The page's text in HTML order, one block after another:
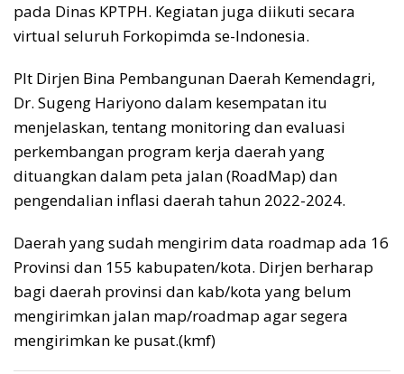
pada Dinas KPTPH. Kegiatan juga diikuti secara
virtual seluruh Forkopimda se-Indonesia.
Plt Dirjen Bina Pembangunan Daerah Kemendagri,
Dr. Sugeng Hariyono dalam kesempatan itu
menjelaskan, tentang monitoring dan evaluasi
perkembangan program kerja daerah yang
dituangkan dalam peta jalan (RoadMap) dan
pengendalian inflasi daerah tahun 2022-2024.
Daerah yang sudah mengirim data roadmap ada 16
Provinsi dan 155 kabupaten/kota. Dirjen berharap
bagi daerah provinsi dan kab/kota yang belum
mengirimkan jalan map/roadmap agar segera
mengirimkan ke pusat.(kmf)